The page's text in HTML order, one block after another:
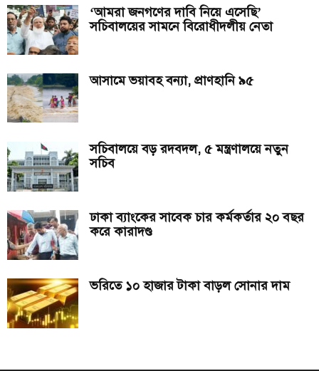
‘আমরা জনগণের দাবি নিয়ে এসেছি’
সচিবালয়ের সামনে বিরোধীদলীয় নেতা
আসামে ভয়াবহ বন্যা, প্রাণহানি ৯৫
সচিবালয়ে বড় রদবদল, ৫ মন্ত্রণালয়ে নতুন
সচিব
ঢাকা ব্যাংকের সাবেক চার কর্মকর্তার ২০ বছর
করে কারাদণ্ড
ভরিতে ১০ হাজার টাকা বাড়ল সোনার দাম